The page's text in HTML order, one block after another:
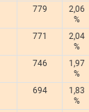
779
2,06
%
771
2,04
%
746
1,97
%
694
1,83
%